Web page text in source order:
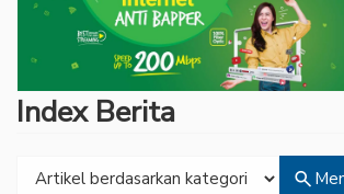
Index Berita
search